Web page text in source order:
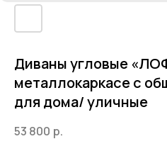
Диваны угловые
металлокаркасе с
для дома/ уличные
53 800 р.